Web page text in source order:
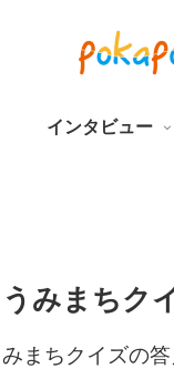
インタビュー
みまちク
まちクイズの答